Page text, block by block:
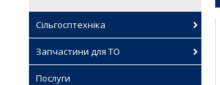
Сільгосптехніка
Запчастини для ТО
Послуги